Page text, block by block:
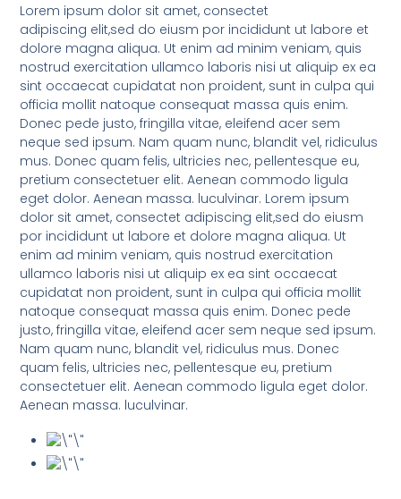
Lorem ipsum dolor sit amet, consectet
adipiscing elit,sed do eiusm por incididunt ut labore et
dolore magna aliqua. Ut enim ad minim veniam, quis
nostrud exercitation ullamco laboris nisi ut aliquip ex ea
sint occaecat cupidatat non proident, sunt in culpa qui
officia mollit natoque consequat massa quis enim.
Donec pede justo, fringilla vitae, eleifend acer sem
neque sed ipsum. Nam quam nunc, blandit vel, ridiculus
mus. Donec quam felis, ultricies nec, pellentesque eu,
pretium consectetuer elit. Aenean commodo ligula
eget dolor. Aenean massa. luculvinar. Lorem ipsum
dolor sit amet, consectet adipiscing elit,sed do eiusm
por incididunt ut labore et dolore magna aliqua. Ut
enim ad minim veniam, quis nostrud exercitation
ullamco laboris nisi ut aliquip ex ea sint occaecat
cupidatat non proident, sunt in culpa qui officia mollit
natoque consequat massa quis enim. Donec pede
justo, fringilla vitae, eleifend acer sem neque sed ipsum.
Nam quam nunc, blandit vel, ridiculus mus. Donec
quam felis, ultricies nec, pellentesque eu, pretium
consectetuer elit. Aenean commodo ligula eget dolor.
Aenean massa. luculvinar.